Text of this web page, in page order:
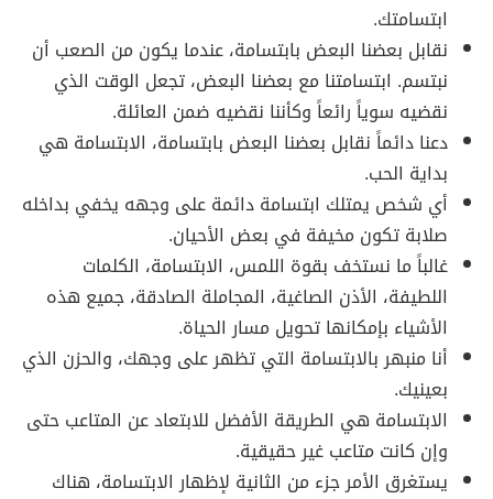
ابتسامتك.
نقابل بعضنا البعض بابتسامة، عندما يكون من الصعب أن
نبتسم. ابتسامتنا مع بعضنا البعض، تجعل الوقت الذي
نقضيه سوياً رائعاً وكأننا نقضيه ضمن العائلة.
دعنا دائماً نقابل بعضنا البعض بابتسامة، الابتسامة هي
بداية الحب.
أي شخص يمتلك ابتسامة دائمة على وجهه يخفي بداخله
صلابة تكون مخيفة في بعض الأحيان.
غالباً ما نستخف بقوة اللمس، الابتسامة، الكلمات
اللطيفة، الأذن الصاغية، المجاملة الصادقة، جميع هذه
الأشياء بإمكانها تحويل مسار الحياة.
أنا منبهر بالابتسامة التي تظهر على وجهك، والحزن الذي
بعينيك.
الابتسامة هي الطريقة الأفضل للابتعاد عن المتاعب حتى
وإن كانت متاعب غير حقيقية.
يستغرق الأمر جزء من الثانية لإظهار الابتسامة، هناك